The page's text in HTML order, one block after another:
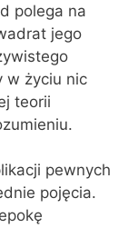
polega na
jego
w życiu nic
teorii
pewnych
pojęcia.